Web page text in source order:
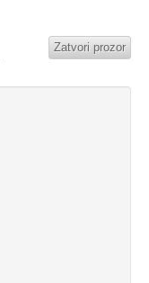
Zatvori prozor